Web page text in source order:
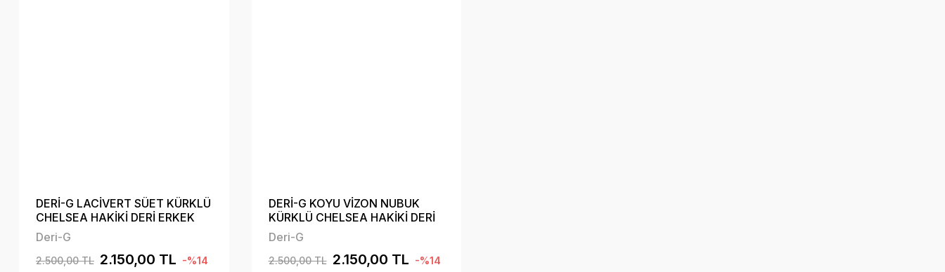
DERİ-G LACİVERT SÜET KÜRKLÜ
CHELSEA HAKİKİ DERİ ERKEK
BOT B01LC3221
Deri-G
2.500,00 TL 2.150,00 TL -%14
DERİ-G KOYU VİZON NUBUK
KÜRKLÜ CHELSEA HAKİKİ DERİ
ERKEK BOT B01KVN3221
Deri-G
2.500,00 TL 2.150,00 TL -%14